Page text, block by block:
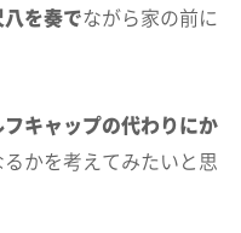
八を奏でながら家の前に
キャップの代わりにか
かを考えてみたいと思